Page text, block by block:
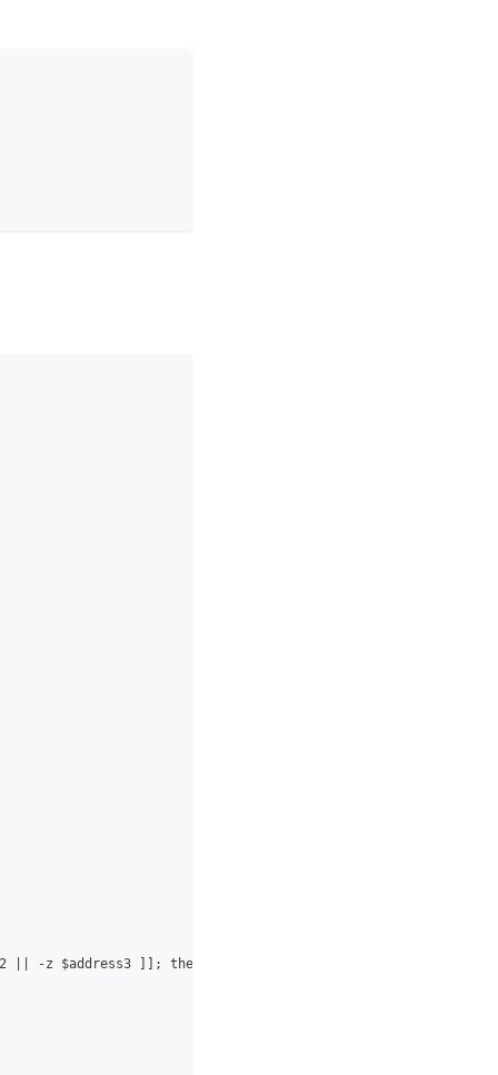
|| -z $address3 ]]; then